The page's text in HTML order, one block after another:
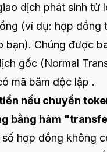
dịch phát sinh từ
(ví dụ: hợp đồng
bạn). Chúng được
gốc (Normal
mã băm độc lập .
nếu chuyển
bằng hàm
hợp đồng không